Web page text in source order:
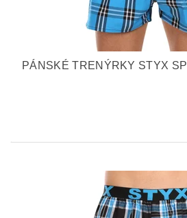
PÁNSKÉ TRENÝRKY STYX